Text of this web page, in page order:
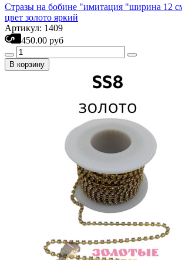
Стразы на бобине "имитация "ширина 12
цвет золото яркий
Артикул: 1409
450.00 руб
В корзину